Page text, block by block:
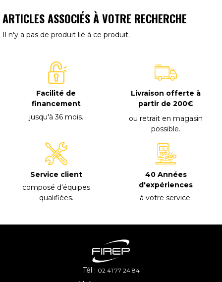
ARTICLES ASSOCIÉS À VOTRE RECHERCHE
Il n'y a pas de produit lié à ce produit.
Facilité de
financement
jusqu'à 36 mois.
Livraison offerte à
partir de 200€
ou retrait en magasin
possible.
Service client
composé d'équipes
qualifiées.
40 Années
d'expériences
à votre service.
Tél : 02 41 77 24 84